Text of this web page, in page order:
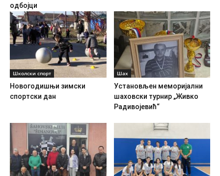
одбојци
Школски спорт
Новогодишњи зимски
спортски дан
Шах
Установљен меморијални
шаховски турнир „Живко
Радивојевић“